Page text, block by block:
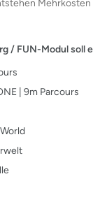
/ FUN-Modul soll
| 9m Parcours